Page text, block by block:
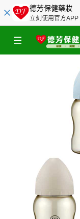
德芳保健藥妝
立刻使用官方APP